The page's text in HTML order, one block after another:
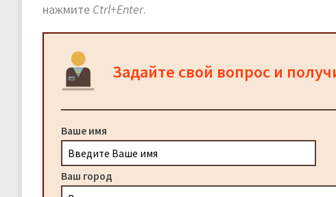
нажмите Ctrl+Enter.
Задайте свой вопрос и
Ваше имя
Ваш город